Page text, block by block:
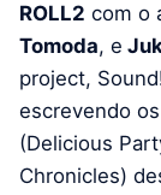
ROLL2 com o
Tomoda, e
project,
escrevendo
(Delicious
Chronicles)